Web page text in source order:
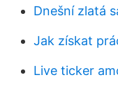
Dnešní zlatá
Jak získat
Live ticker